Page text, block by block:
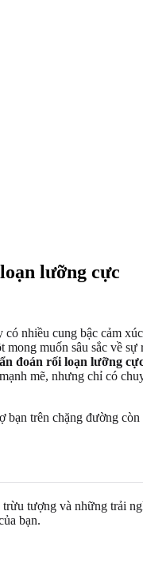
lưỡng cực
nhiều cung bậc cảm
muốn sâu sắc về
đoán rối loạn lưỡng
mẽ, nhưng chỉ có
trên chặng đường
tượng và những trải
bạn.